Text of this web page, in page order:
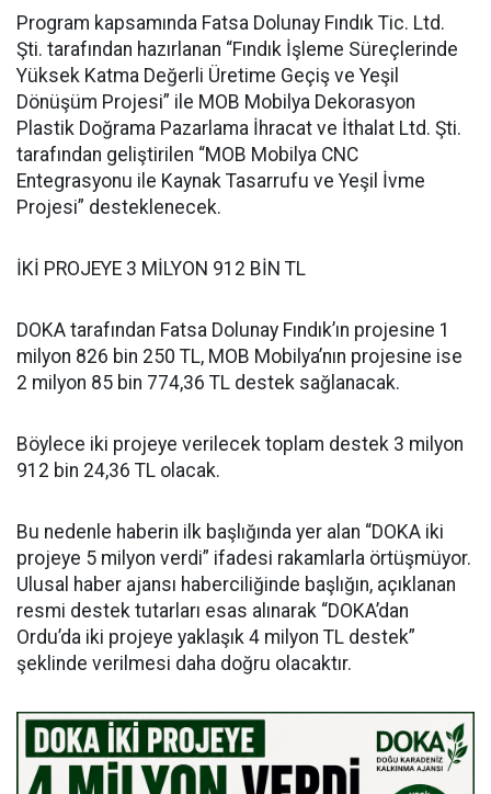
Program kapsamında Fatsa Dolunay Fındık Tic. Ltd.
Şti. tarafından hazırlanan “Fındık İşleme Süreçlerinde
Yüksek Katma Değerli Üretime Geçiş ve Yeşil
Dönüşüm Projesi” ile MOB Mobilya Dekorasyon
Plastik Doğrama Pazarlama İhracat ve İthalat Ltd. Şti.
tarafından geliştirilen “MOB Mobilya CNC
Entegrasyonu ile Kaynak Tasarrufu ve Yeşil İvme
Projesi” desteklenecek.
İKİ PROJEYE 3 MİLYON 912 BİN TL
DOKA tarafından Fatsa Dolunay Fındık’ın projesine 1
milyon 826 bin 250 TL, MOB Mobilya’nın projesine ise
2 milyon 85 bin 774,36 TL destek sağlanacak.
Böylece iki projeye verilecek toplam destek 3 milyon
912 bin 24,36 TL olacak.
Bu nedenle haberin ilk başlığında yer alan “DOKA iki
projeye 5 milyon verdi” ifadesi rakamlarla örtüşmüyor.
Ulusal haber ajansı haberciliğinde başlığın, açıklanan
resmi destek tutarları esas alınarak “DOKA’dan
Ordu’da iki projeye yaklaşık 4 milyon TL destek”
şeklinde verilmesi daha doğru olacaktır.